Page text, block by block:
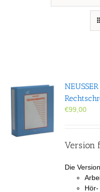
€99,00
Version
Die